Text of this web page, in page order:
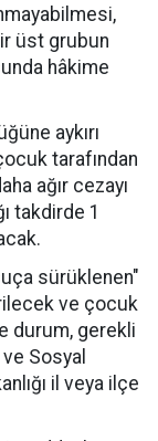
üst grubun
hâkime
aykırı
tarafından
ağır cezayı
takdirde 1
sürüklenen"
ve çocuk
durum, gerekli
Sosyal
il veya ilçe